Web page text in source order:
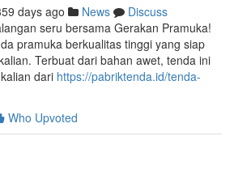
days ago News
Discuss
seru bersama Gerakan Pramuka!
pramuka berkualitas tinggi yang siap
Terbuat dari bahan awet, tenda ini
dari https://pabriktenda.id/tenda-
Who Upvoted